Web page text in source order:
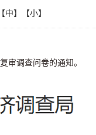
中】【小】
审调查问卷的通知。